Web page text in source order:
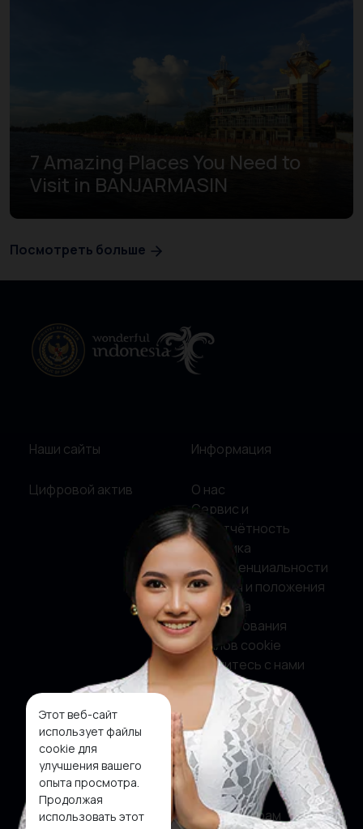
Этот веб-сайт
использует файлы
cookie для
улучшения вашего
опыта просмотра.
Продолжая
использовать этот
7 Amazing Places You Need to
Visit in BANJARMASIN
Посмотреть больше
Наши сайты
Цифровой актив
Информация
О нас
Сервис и
подотчётность
Политика
конфиденциальности
Условия и положения
Политика
использования
файлов cookie
Свяжитесь с нами
Социальные сети
Фейсбук
Твиттер
Инстаграм